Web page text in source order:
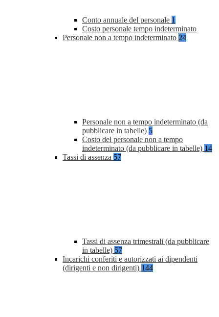
Conto annuale del personale 1
Costo personale tempo indeterminato
Personale non a tempo indeterminato 24
Personale non a tempo indeterminato (da
pubblicare in tabelle) 5
Costo del personale non a tempo
indeterminato (da pubblicare in tabelle) 14
Tassi di assenza 57
Tassi di assenza trimestrali (da pubblicare
in tabelle) 57
Incarichi conferiti e autorizzati ai dipendenti
(dirigenti e non dirigenti) 144